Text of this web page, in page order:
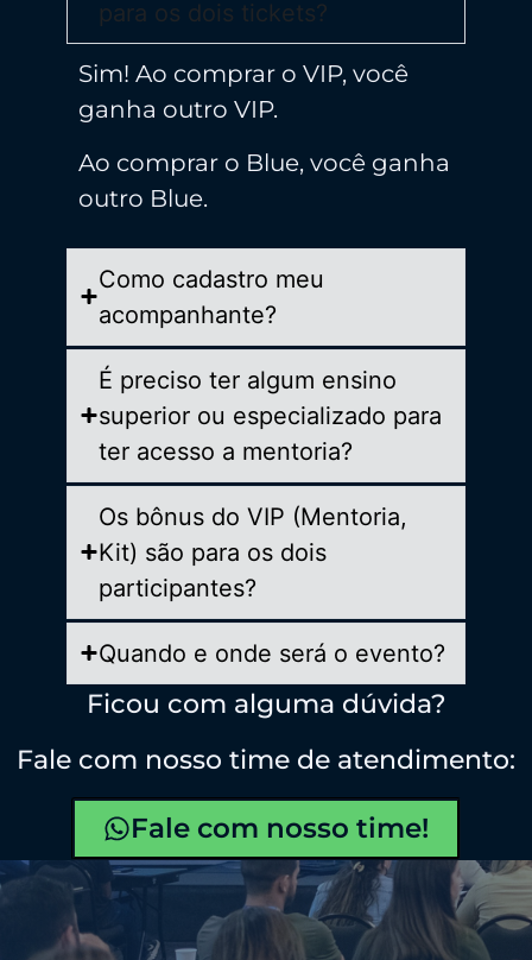
para os dois tickets?
Sim! Ao comprar o VIP, você
ganha outro VIP.
Ao comprar o Blue, você ganha
outro Blue.
Como cadastro meu
acompanhante?
É preciso ter algum ensino
superior ou especializado para
ter acesso a mentoria?
Os bônus do VIP (Mentoria,
Kit) são para os dois
participantes?
Quando e onde será o evento?
Ficou com alguma dúvida?
Fale com nosso time de atendimento:
Fale com nosso time!